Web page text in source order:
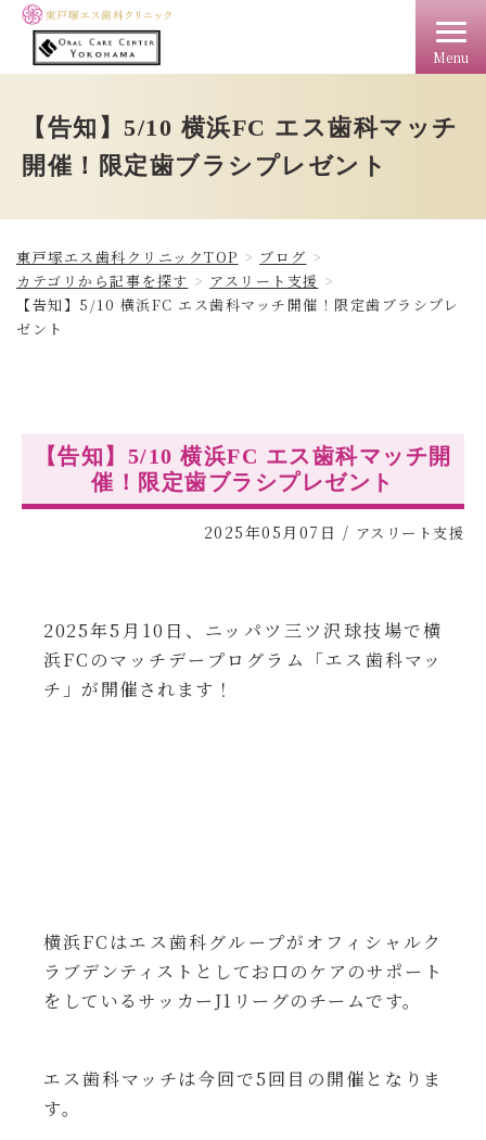
Menu
【告知】5/10 横浜FC エス歯科マッチ
開催！限定歯ブラシプレゼント
東戸塚エス歯科クリニックTOP
ブログ
カテゴリから記事を探す
アスリート支援
【告知】5/10 横浜FC エス歯科マッチ開催！限定歯ブラシプレ
ゼント
【告知】5/10 横浜FC エス歯科マッチ開
催！限定歯ブラシプレゼント
2025年05月07日 / アスリート支援
2025年5月10日、ニッパツ三ツ沢球技場で横
浜FCのマッチデープログラム「エス歯科マッ
チ」が開催されます！
横浜FCはエス歯科グループがオフィシャルク
ラブデンティストとしてお口のケアのサポート
をしているサッカーJ1リーグのチームです。
エス歯科マッチは今回で5回目の開催となりま
す。